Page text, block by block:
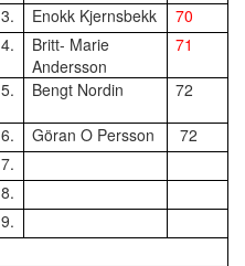
3. Enokk Kjernsbekk
70
4.
Britt- Marie
Andersson
71
5. Bengt Nordin 72
6. Göran O Persson
72
7.
8.
9.